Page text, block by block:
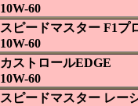
10W-60
スピードマスター F1プ
10W-60
カストロールEDGE
10W-60
スピードマスター レー